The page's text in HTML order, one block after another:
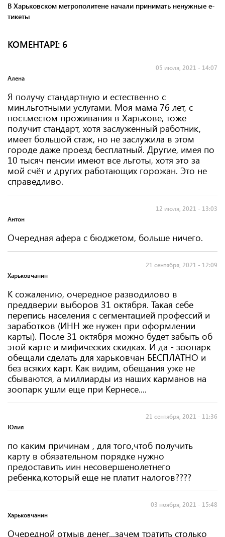
В Харьковском метрополитене начали принимать ненужные е-
тикеты
КОМЕНТАРI: 6
05 июля, 2021 - 14:07
Алена
Я получу стандартную и естественно с
мин.льготными услугами. Моя мама 76 лет, с
пост.местом проживания в Харькове, тоже
получит стандарт, хотя заслуженный работник,
имеет большой стаж, но не заслужила в этом
городе даже проезд бесплатный. Другие, имея по
10 тысяч пенсии имеют все льготы, хотя это за
мой счёт и других работающих горожан. Это не
справедливо.
12 июля, 2021 - 13:03
Антон
Очередная афера с бюджетом, больше ничего.
21 сентября, 2021 - 12:09
Харьковчанин
К сожалению, очередное разводилово в
преддверии выборов 31 октября. Такая себе
перепись населения с сегментацией профессий и
заработков (ИНН же нужен при оформлении
карты). После 31 октября можно будет забыть об
этой карте и мифических скидках. И да - зоопарк
обещали сделать для харьковчан БЕСПЛАТНО и
без всяких карт. Как видим, обещания уже не
сбываются, а миллиарды из наших карманов на
зоопарк ушли еще при Кернесе....
21 сентября, 2021 - 11:36
Юлия
по каким причинам , для того,чтоб получить
карту в обязательном порядке нужно
предоставить иин несовершенолетнего
ребенка,который еще не платит налогов????
03 ноября, 2021 - 15:48
Харьковчанин
Очередной отмыв денег...зачем тратить столько